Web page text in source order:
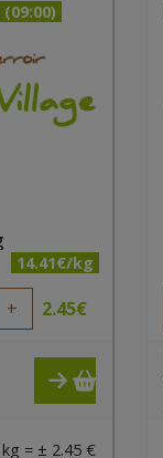
14.41€/kg
+ 2.45€
= ± 2.45 €